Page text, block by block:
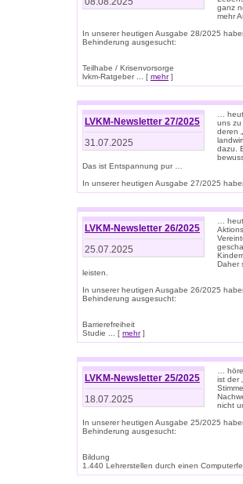
ganz
mehr
In unserer heutigen Ausgabe 28/2025
Behinderung ausgesucht:
Teilhabe / Krisenvorsorge
lvkm-Ratgeber ... [ mehr]
LVKM-Newsletter 27/2025
31.07.2025
…
uns zu
deren
dazu.
Das ist Entspannung pur …
In unserer heutigen Ausgabe 27/2025
LVKM-Newsletter 26/2025
25.07.2025
…
Daher
leisten.
In unserer heutigen Ausgabe 26/2025
Behinderung ausgesucht:
Barrierefreiheit
Studie ... [ mehr]
LVKM-Newsletter 25/2025
18.07.2025
…
ist der
nicht
In unserer heutigen Ausgabe 25/2025
Behinderung ausgesucht:
Bildung
1.440 Lehrerstellen durch einen